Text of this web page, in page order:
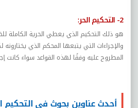
2- التحكيم الحر:
هو ذلك التحكيم الذي يعطي الحرية الكاملة
والإجراءات التي يتبعها المحكم الذي
المطروح عليه وفقًا لهذه القواعد سواء كانت
أحدث عناوين بحوث في التحكيم